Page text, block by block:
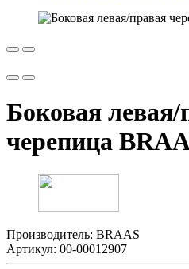
Боковая левая/
черепица
Производитель: BRAAS
Артикул: 00-00012907